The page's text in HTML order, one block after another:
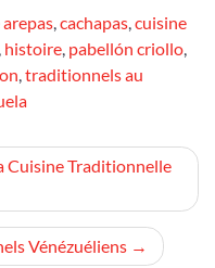
arepas,cachapas,cuisine
, histoire, pabellón criollo,
,traditionnels au
Cuisine Traditionnelle
Vénézuéliens